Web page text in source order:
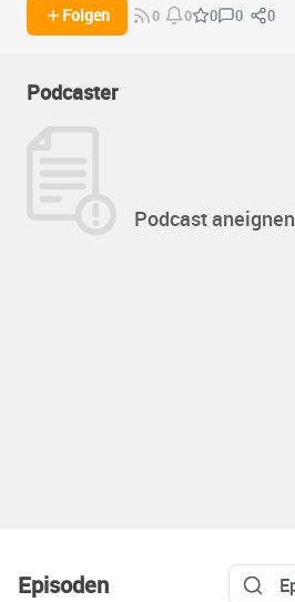
Folgen 0 0 0 0 0
Podcaster
Podcast aneignen
Episoden